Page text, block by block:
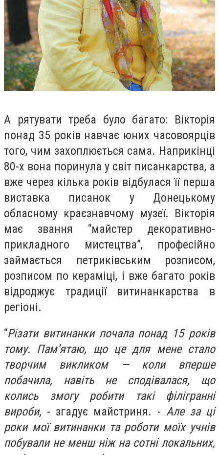
А рятувати треба було багато: Вікторія
понад 35 років навчає юних часовоярців
того, чим захоплюється сама. Наприкінці
80-х вона поринула у світ писанкарства, а
вже через кілька років відбулася її перша
виставка писанок у Донецькому
обласному краєзнавчому музеї. Вікторія
має звання “майстер декоративно-
прикладного мистецтва”, професійно
займається петриківським розписом,
розписом по кераміці, і вже багато років
відроджує традиції витинанкарства в
регіоні.
“Різати витинанки почала понад 15 років
тому. Пам’ятаю, що це для мене стало
творчим викликом — коли вперше
побачила, навіть не сподівалася, що
колись змогу робити такі філігранні
вироби, - згадує майстриня. - Але за ці
роки мої витинанки та роботи моїх учнів
побували не менш ніж на сотні локальних,